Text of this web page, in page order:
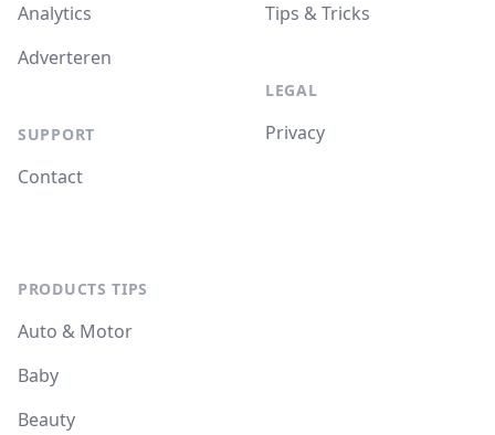
Analytics
Adverteren
SUPPORT
Contact
Tips & Tricks
LEGAL
Privacy
PRODUCTS TIPS
Auto & Motor
Baby
Beauty